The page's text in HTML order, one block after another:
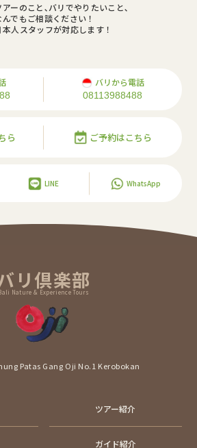
アーのこと､バリでやりたいこと､
んでもご相談ください！
本人スタッフが対応します！
バリから電話
08113988488
ら ご予約はこちら
LINE WhatsApp
リ倶楽部
Nature & Experience Tours
Patas Gang Oji No.1 Kerobokan
ツアー紹介
ガイド紹介